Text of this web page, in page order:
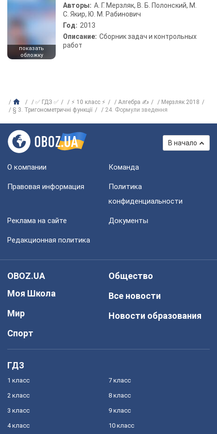
показать
обложку
Авторы: А. Г. Мерзляк, В. Б. Полонский, М.
С. Якир, Ю. М. Рабинович
Год: 2013
Описание: Сборник задач и контрольных
работ
✅ ГДЗ ✅ ⚡ 10 класс ⚡ Алгебра ✍
Мерзляк 2018
§ 3. Тригонометричні функції
24. Формули зведення
В начало
О компании Команда
Правовая информация
Политика
конфиденциальности
Реклама на сайте Документы
Редакционная политика
OBOZ.UA
Моя Школа
Мир
Спорт
Общество
Все новости
Новости образования
ГДЗ
1 класс
2 класс
3 класс
4 класс
7 класс
8 класс
9 класс
10 класс